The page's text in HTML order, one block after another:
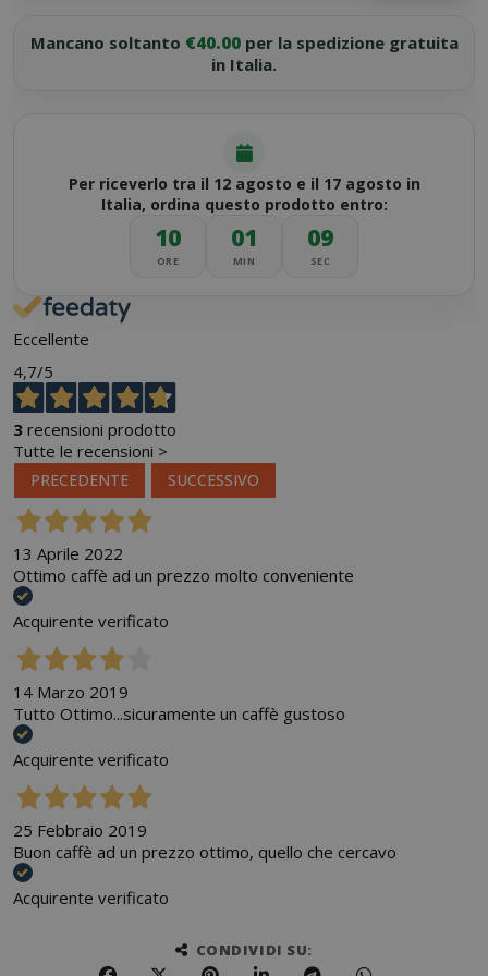
Mancano soltanto €40.00per la spedizione gratuita
in Italia.
Per riceverlo tra il 12 agosto e il 17 agosto in
Italia, ordina questo prodotto entro:
10
ORE
01
MIN
08
SEC
Eccellente
4,7/5
3 recensioni prodotto
Tutte le recensioni >
PRECEDENTE SUCCESSIVO
13 Aprile 2022
Ottimo caffè ad un prezzo molto conveniente
Acquirente verificato
14 Marzo 2019
Tutto Ottimo...sicuramente un caffè gustoso
Acquirente verificato
25 Febbraio 2019
Buon caffè ad un prezzo ottimo, quello che cercavo
Acquirente verificato
CONDIVIDI SU: